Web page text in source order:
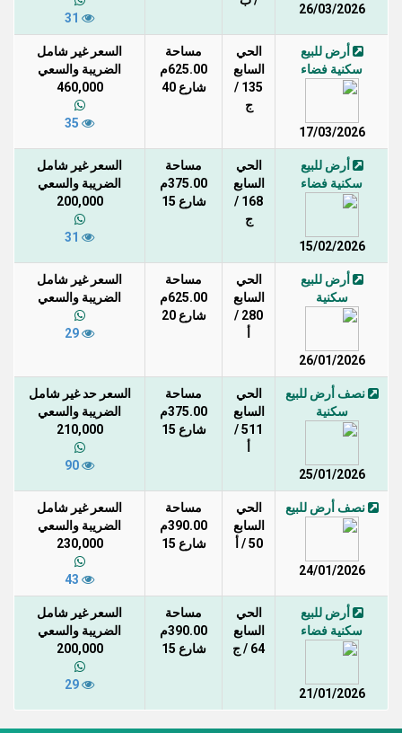
26/03/2026
أرض للبيع
سكنية فضاء
17/03/2026
الحي
السابع
135 /
ج
مساحة
625.00م
شارع 40
السعر غير شامل
الضريبة والسعي
460,000
أرض للبيع
سكنية فضاء
15/02/2026
الحي
السابع
168 /
ج
مساحة
375.00م
شارع 15
السعر غير شامل
الضريبة والسعي
200,000
أرض للبيع
سكنية
26/01/2026
الحي
السابع
280 /
مساحة
625.00م
شارع 20
السعر غير شامل
الضريبة والسعي
نصف أرض للبيع
سكنية
25/01/2026
الحي
السابع
511 /
مساحة
375.00م
شارع 15
السعر حد غير شامل
الضريبة والسعي
210,000
نصف أرض للبيع
24/01/2026
الحي
السابع
50 / أ
مساحة
390.00م
شارع 15
السعر غير شامل
الضريبة والسعي
230,000
أرض للبيع
سكنية فضاء
21/01/2026
الحي
السابع
64 / ج
مساحة
390.00م
شارع 15
السعر غير شامل
الضريبة والسعي
200,000